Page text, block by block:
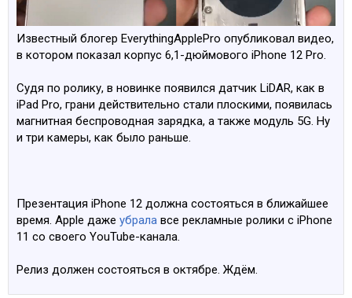
Известный блогер EverythingApplePro опубликовал видео,
в котором показал корпус 6,1-дюймового iPhone 12 Pro.
Судя по ролику, в новинке появился датчик LiDAR, как в
iPad Pro, грани действительно стали плоскими, появилась
магнитная беспроводная зарядка, а также модуль 5G. Ну
и три камеры, как было раньше.
Презентация iPhone 12 должна состояться в ближайшее
время. Apple даже убрала все рекламные ролики с iPhone
11 со своего YouTube-канала.
Релиз должен состояться в октябре. Ждём.